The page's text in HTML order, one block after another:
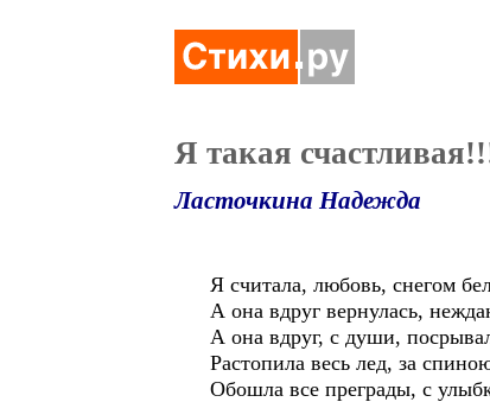
Я такая
Ласточкина Надежда
Я считала, любовь, снегом
А она вдруг вернулась,
А она вдруг, с души,
Растопила весь лед, за
Обошла все преграды, с